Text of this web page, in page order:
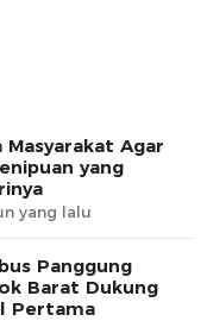
Masyarakat Agar
yang
yang lalu
Panggung
Barat Dukung
Pertama